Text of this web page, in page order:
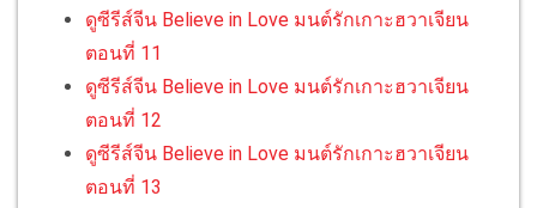
ดูซีรีส์จีน Believe in Love มนต์รักเกาะฮวาเจียน
ตอนที่ 11
ดูซีรีส์จีน Believe in Love มนต์รักเกาะฮวาเจียน
ตอนที่ 12
ดูซีรีส์จีน Believe in Love มนต์รักเกาะฮวาเจียน
ตอนที่ 13